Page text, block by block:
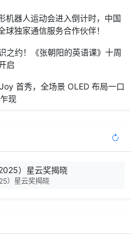
机器人运动会进入倒计时，中国
球独家通信服务合作伙伴！
之约！《张朝阳的英语课》十周
启
首秀，全场景 OLED 布局一口
现
）星云奖揭晓
）星云奖揭晓